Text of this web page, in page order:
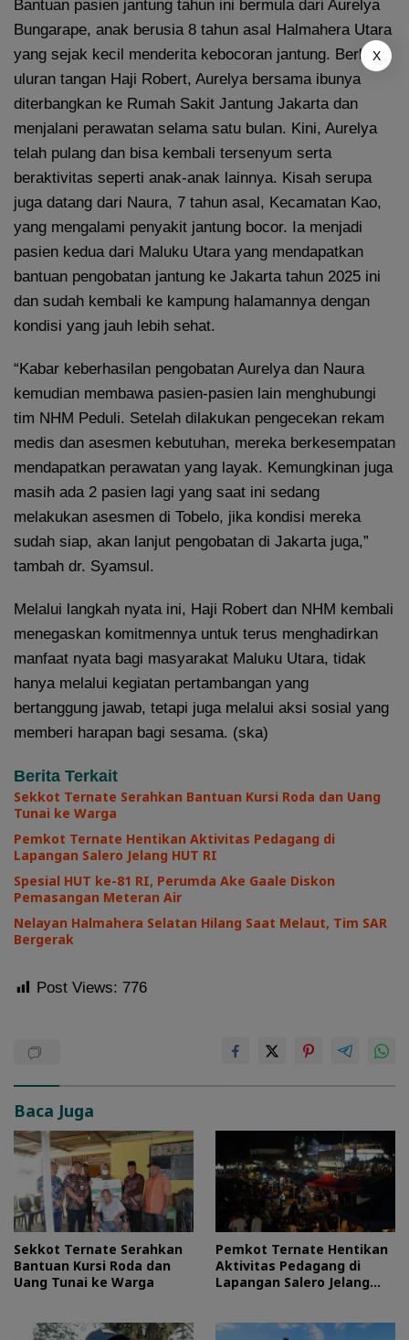
Bantuan pasien jantung tahun ini bermula dari Aurelya
Bungarape, anak berusia 8 tahun asal Halmahera Utara
yang sejak kecil menderita kebocoran jantung. Berkat
uluran tangan Haji Robert, Aurelya bersama ibunya
diterbangkan ke Rumah Sakit Jantung Jakarta dan
menjalani perawatan selama satu bulan. Kini, Aurelya
telah pulang dan bisa kembali tersenyum serta
beraktivitas seperti anak-anak lainnya. Kisah serupa
juga datang dari Naura, 7 tahun asal, Kecamatan Kao,
yang mengalami penyakit jantung bocor. Ia menjadi
pasien kedua dari Maluku Utara yang mendapatkan
bantuan pengobatan jantung ke Jakarta tahun 2025 ini
dan sudah kembali ke kampung halamannya dengan
kondisi yang jauh lebih sehat.
“Kabar keberhasilan pengobatan Aurelya dan Naura
kemudian membawa pasien-pasien lain menghubungi
tim NHM Peduli. Setelah dilakukan pengecekan rekam
medis dan asesmen kebutuhan, mereka berkesempatan
mendapatkan perawatan yang layak. Kemungkinan juga
masih ada 2 pasien lagi yang saat ini sedang
melakukan asesmen di Tobelo, jika kondisi mereka
sudah siap, akan lanjut pengobatan di Jakarta juga,”
tambah dr. Syamsul.
Melalui langkah nyata ini, Haji Robert dan NHM kembali
menegaskan komitmennya untuk terus menghadirkan
manfaat nyata bagi masyarakat Maluku Utara, tidak
hanya melalui kegiatan pertambangan yang
bertanggung jawab, tetapi juga melalui aksi sosial yang
memberi harapan bagi sesama. (ska)
Berita Terkait
Sekkot Ternate Serahkan Bantuan Kursi Roda dan Uang
Tunai ke Warga
Pemkot Ternate Hentikan Aktivitas Pedagang di
Lapangan Salero Jelang HUT RI
Spesial HUT ke-81 RI, Perumda Ake Gaale Diskon
Pemasangan Meteran Air
Nelayan Halmahera Selatan Hilang Saat Melaut, Tim SAR
Bergerak
Post Views: 776
Baca Juga
Sekkot Ternate Serahkan
Bantuan Kursi Roda dan
Uang Tunai ke Warga
Pemkot Ternate Hentikan
Aktivitas Pedagang di
Lapangan Salero Jelang
X